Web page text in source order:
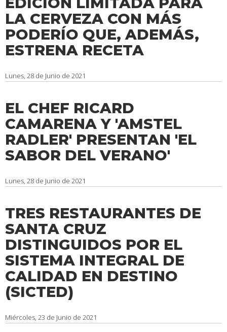
LA CERVEZA CON MÁS
PODERÍO QUE, ADEMÁS,
ESTRENA RECETA
Lunes, 28 de Junio de 2021
EL CHEF RICARD
CAMARENA Y 'AMSTEL
RADLER' PRESENTAN 'EL
SABOR DEL VERANO'
Lunes, 28 de Junio de 2021
TRES RESTAURANTES DE
SANTA CRUZ
DISTINGUIDOS POR EL
SISTEMA INTEGRAL DE
CALIDAD EN DESTINO
(SICTED)
Miércoles, 23 de Junio de 2021